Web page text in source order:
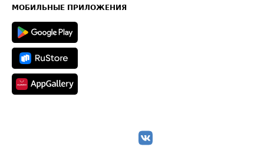
Техническая информация
МОБИЛЬНЫЕ ПРИЛОЖЕНИЯ